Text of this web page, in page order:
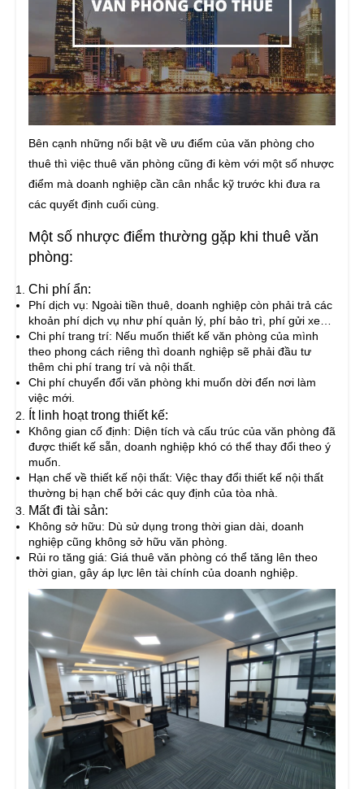
Bên cạnh những nổi bật về ưu điểm của văn phòng cho
thuê thì việc thuê văn phòng cũng đi kèm với một số nhược
điểm mà doanh nghiệp cần cân nhắc kỹ trước khi đưa ra
các quyết định cuối cùng.
Một số nhược điểm thường gặp khi thuê văn
phòng:
Chi phí ẩn:
Phí dịch vụ: Ngoài tiền thuê, doanh nghiệp còn phải trả các
khoản phí dịch vụ như phí quản lý, phí bảo trì, phí gửi xe…
Chi phí trang trí: Nếu muốn thiết kế văn phòng của mình
theo phong cách riêng thì doanh nghiệp sẽ phải đầu tư
thêm chi phí trang trí và nội thất.
Chi phí chuyển đổi văn phòng khi muốn dời đến nơi làm
việc mới.
Ít linh hoạt trong thiết kế:
Không gian cố định: Diện tích và cấu trúc của văn phòng đã
được thiết kế sẵn, doanh nghiệp khó có thể thay đổi theo ý
muốn.
Hạn chế về thiết kế nội thất: Việc thay đổi thiết kế nội thất
thường bị hạn chế bởi các quy định của tòa nhà.
Mất đi tài sản:
Không sở hữu: Dù sử dụng trong thời gian dài, doanh
nghiệp cũng không sở hữu văn phòng.
Rủi ro tăng giá: Giá thuê văn phòng có thể tăng lên theo
thời gian, gây áp lực lên tài chính của doanh nghiệp.